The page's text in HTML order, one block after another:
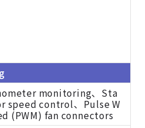
monitoring、Sta
speed control、Pulse W
(PWM) fan connectors